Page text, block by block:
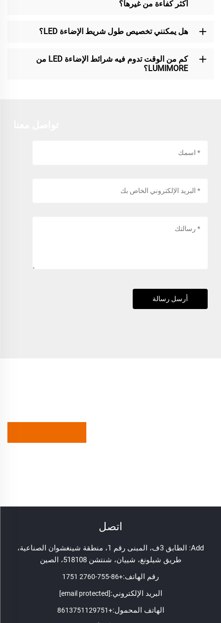
أكثر كفاءة من غيرها؟
هل يمكنني تخصيص طول شريط الإضاءة LED؟
كم من الوقت تدوم فيه شرائط الإضاءة LED من
LUMIMORE؟
أرسل رسالة
اتصل
Add: الطابق 3ف، المبنى رقم 1، منطقة شينغشوان الصناعية،
طريق شيلونغ، شييان، شنتشن 518108، الصين
رقم الهاتف:+86-755-2760 1751
البريد الإلكتروني:[email protected]
الهاتف المحمول:+8613751129751